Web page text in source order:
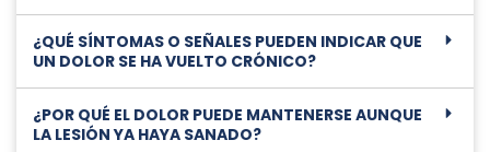
¿QUÉ SÍNTOMAS O SEÑALES PUEDEN INDICAR QUE
UN DOLOR SE HA VUELTO CRÓNICO?
¿POR QUÉ EL DOLOR PUEDE MANTENERSE AUNQUE
LA LESIÓN YA HAYA SANADO?